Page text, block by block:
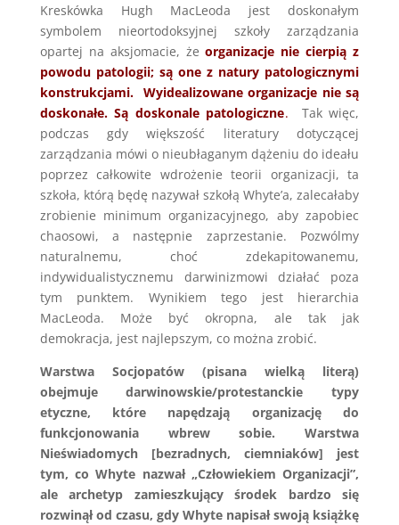
Kreskówka Hugh MacLeoda jest doskonałym
symbolem nieortodoksyjnej szkoły zarządzania
opartej na aksjomacie, żeorganizacje nie cierpią z
powodu patologii; są one z natury patologicznymi
konstrukcjami. Wyidealizowane organizacje nie są
doskonałe. Są doskonale patologiczne. Tak więc,
podczas gdy większość literatury dotyczącej
zarządzania mówi o nieubłaganym dążeniu do ideału
poprzez całkowite wdrożenie teorii organizacji, ta
szkoła, którą będę nazywał szkołą Whyte’a, zalecałaby
zrobienie minimum organizacyjnego, aby zapobiec
chaosowi, a następnie zaprzestanie. Pozwólmy
naturalnemu, choć zdekapitowanemu,
indywidualistycznemu darwinizmowi działać poza
tym punktem. Wynikiem tego jest hierarchia
MacLeoda. Może być okropna, ale tak jak
demokracja, jest najlepszym, co można zrobić.
Warstwa Socjopatów (pisana wielką literą)
obejmuje darwinowskie/protestanckie typy
etyczne, które napędzają organizację do
funkcjonowania wbrew sobie.
Warstwa
Nieświadomych [bezradnych, ciemniaków] jest
tym, co Whyte nazwał „Człowiekiem Organizacji”,
ale archetyp zamieszkujący środek bardzo się
rozwinął od czasu, gdy Whyte napisał swoją książkę